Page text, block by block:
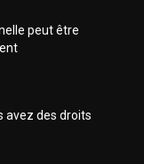
peut être
avez des droits